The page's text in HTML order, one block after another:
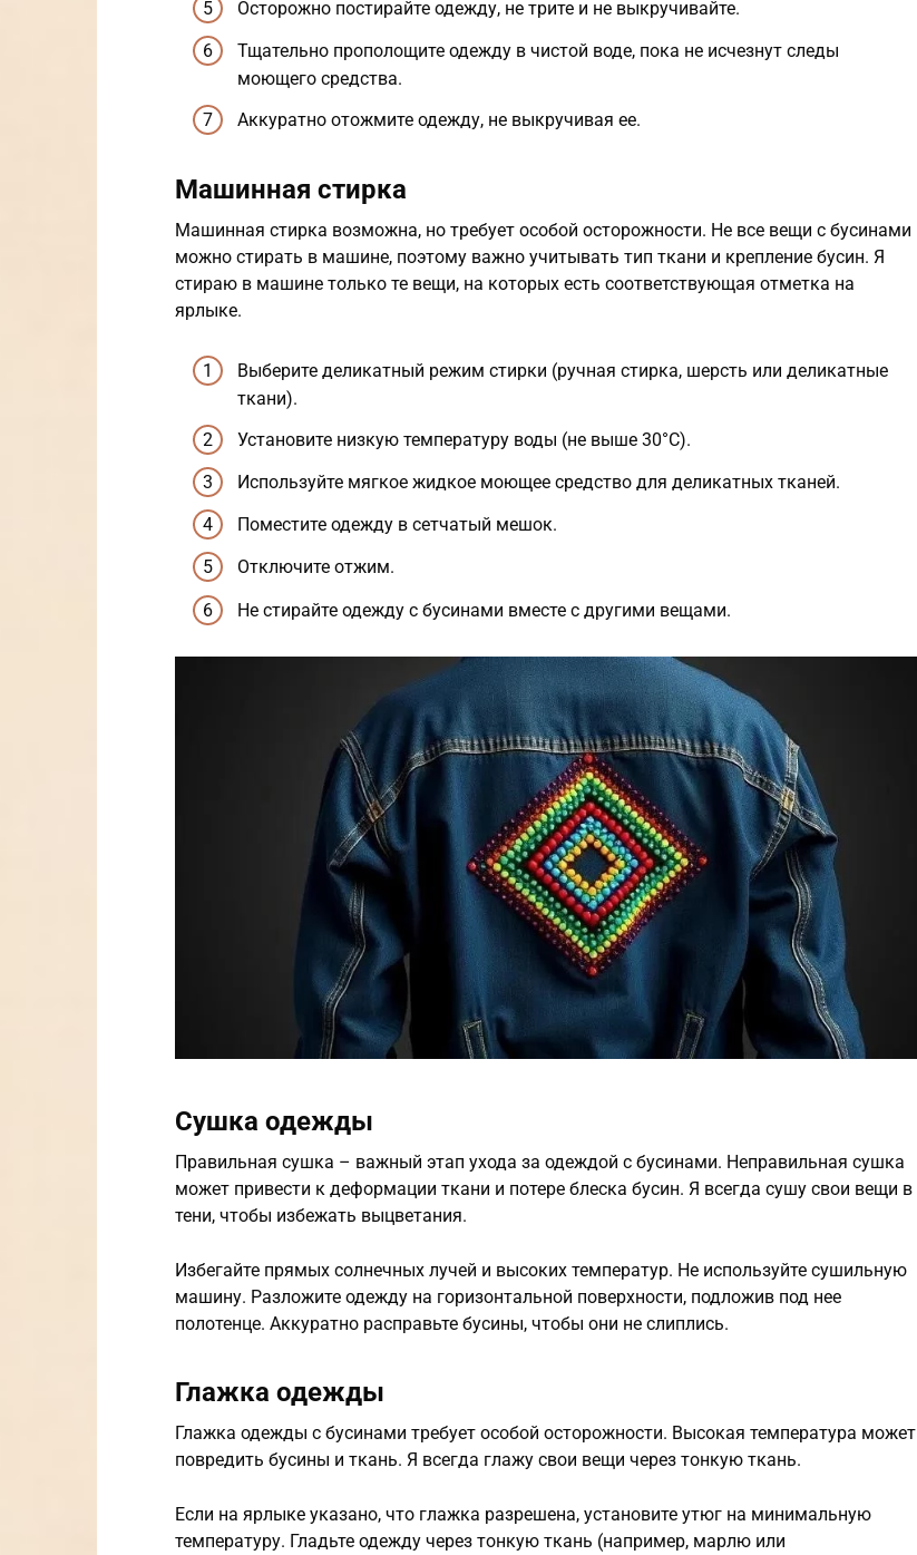
Осторожно постирайте одежду, не трите и не выкручивайте.
Тщательно прополощите одежду в чистой воде, пока не исчезнут следы
моющего средства.
Аккуратно отожмите одежду, не выкручивая ее.
Машинная стирка
Машинная стирка возможна, но требует особой осторожности. Не все вещи с бусинами
можно стирать в машине, поэтому важно учитывать тип ткани и крепление бусин. Я
стираю в машине только те вещи, на которых есть соответствующая отметка на
ярлыке.
Выберите деликатный режим стирки (ручная стирка, шерсть или деликатные
ткани).
Установите низкую температуру воды (не выше 30°C).
Используйте мягкое жидкое моющее средство для деликатных тканей.
Поместите одежду в сетчатый мешок.
Отключите отжим.
Не стирайте одежду с бусинами вместе с другими вещами.
Сушка одежды
Правильная сушка – важный этап ухода за одеждой с бусинами. Неправильная сушка
может привести к деформации ткани и потере блеска бусин. Я всегда сушу свои вещи в
тени, чтобы избежать выцветания.
Избегайте прямых солнечных лучей и высоких температур. Не используйте сушильную
машину. Разложите одежду на горизонтальной поверхности, подложив под нее
полотенце. Аккуратно расправьте бусины, чтобы они не слиплись.
Глажка одежды
Глажка одежды с бусинами требует особой осторожности. Высокая температура может
повредить бусины и ткань. Я всегда глажу свои вещи через тонкую ткань.
Если на ярлыке указано, что глажка разрешена, установите утюг на минимальную
температуру. Гладьте одежду через тонкую ткань (например, марлю или